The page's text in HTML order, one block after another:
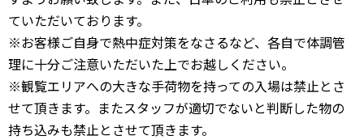
ていただいております。
※お客様ご自身で熱中症対策をなさるなど、各自で体調管
理に十分ご注意いただいた上でお越しください。
※観覧エリアへの大きな手荷物を持っての入場は禁止とさ
せて頂きます。またスタッフが適切でないと判断した物の
持ち込みも禁止とさせて頂きます。